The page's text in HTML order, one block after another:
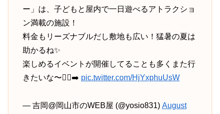
ー」は、子どもと屋内で一日遊べるアトラクショ
ン満載の施設！
料金もリーズナブルだし敷地も広い！猛暑の夏は
助かるね✨
楽しめるイベントが開催してることも多くまた行
きたいな〜🏃‍♂️‍➡️ pic.twitter.com/HjYxphuUsW
— 吉岡@岡山市のWEB屋 (@yosio831) August